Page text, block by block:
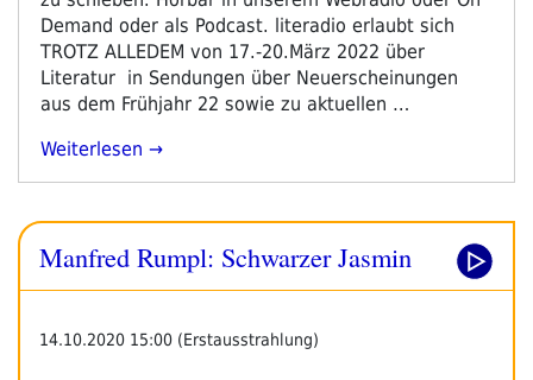
Demand oder als Podcast. literadio erlaubt sich
TROTZ ALLEDEM von 17.-20.März 2022 über
Literatur in Sendungen über Neuerscheinungen
aus dem Frühjahr 22 sowie zu aktuellen …
„TROTZ
Schwerpunktprogramm
17.-20.März
Weiterlesen
Manfred Rumpl: Schwarzer Jasmin
14.10.2020 15:00 (Erstausstrahlung)